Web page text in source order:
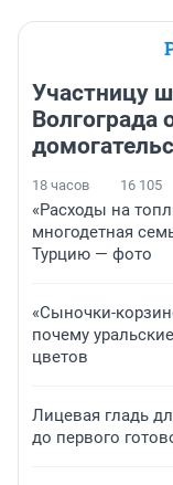
Участницу
Волгограда
18 часов 16 105
«Расходы на
многодетная
Турцию — фото
«Сыночки-
почему
цветов
Лицевая гладь
до первого